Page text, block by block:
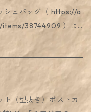
てイランの文化芸術を
ではイラン民話の翻訳
を知るための65章」20
特別展併設「ペルシア
ッズを制作しました。
いの地図に遺跡のイ
ていただくことができ
は異なる遺跡がスタン
のままでも遺跡地図
ますが、スタンプを
図がさらに詳しくなり
バッグは、同サイズの
土
こちらの図録もぜひご
aomtokyo.thebase.in/i
シュバッグ（ https://a
38744909 ）よ
縦型のサコッシュバッ
した。 背中にひ
コブウシ」の形をし
てデザインしました。
ト（型抜き）ポストカ